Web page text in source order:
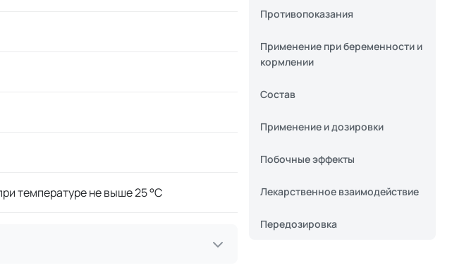
температуре не выше 25 °C
Противопоказания
Применение при беременности и
кормлении
Состав
Применение и дозировки
Побочные эффекты
Лекарственное взаимодействие
Передозировка